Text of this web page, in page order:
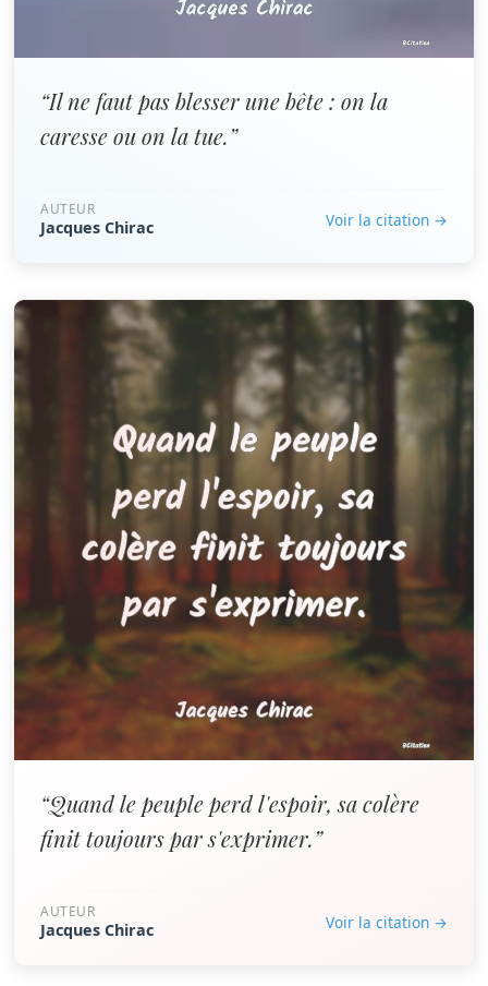
“Il ne faut pas blesser une bête : on la
caresse ou on la tue.”
AUTEUR
Jacques Chirac Voir la citation →
“Quand le peuple perd l'espoir, sa colère
finit toujours par s'exprimer.”
AUTEUR
Jacques Chirac Voir la citation →